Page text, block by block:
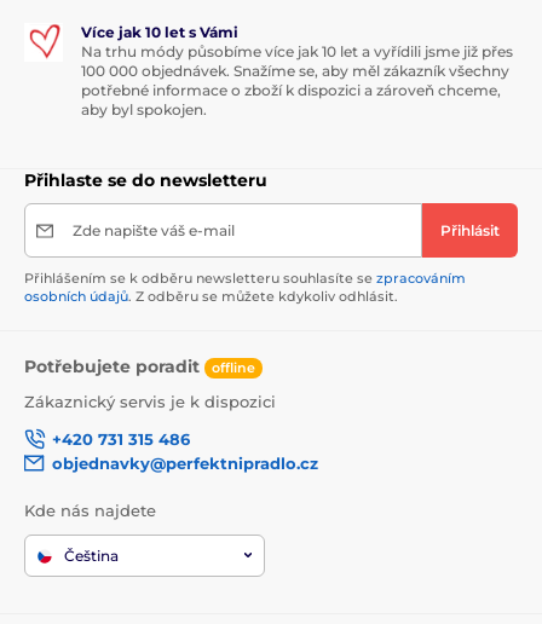
Více jak 10 let s Vámi
Na trhu módy působíme více jak 10 let a vyřídili jsme již přes
100 000 objednávek. Snažíme se, aby měl zákazník všechny
potřebné informace o zboží k dispozici a zároveň chceme,
aby byl spokojen.
Přihlaste se do newsletteru
Zde napište váš e-mail Přihlásit
Přihlášením se k odběru newsletteru souhlasíte se zpracováním
osobních údajů. Z odběru se můžete kdykoliv odhlásit.
Potřebujete poradit offline
Zákaznický servis je k dispozici
+420 731 315 486
objednavky@perfektnipradlo.cz
Kde nás najdete
Čeština